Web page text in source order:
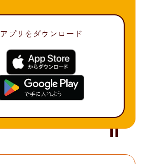
アプリをダウンロード